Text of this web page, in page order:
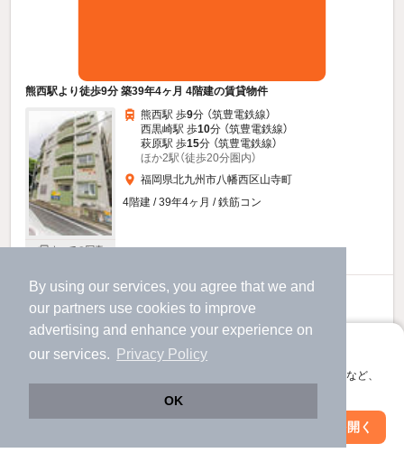
By using our services, you agree that we and
our partners use cookies to improve
advertising and enhance your experience on
our services.
Privacy Policy
OK
アプリに切り替えて、サクサクお部屋探し
会員登録なしですぐ使える。マップ検索やお気に入り保存など、
アプリを開く
熊西駅より徒歩9分 築39年4ヶ月 4階建の賃貸物件
すべての写真
熊西駅 歩9分 （筑豊電鉄線）
西黒崎駅 歩10分 （筑豊電鉄線）
萩原駅 歩15分 （筑豊電鉄線）
ほか2駅（徒歩20分圏内）
福岡県北九州市八幡西区山寺町
4階建 / 39年4ヶ月 / 鉄筋コン
万円
お問い合わせ
絞り込み条件を変更